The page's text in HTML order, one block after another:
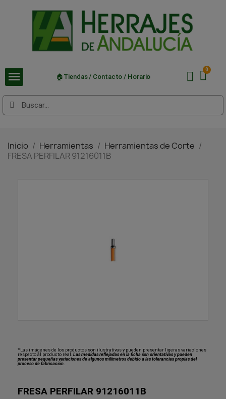
🏠Tiendas / Contacto / Horario
Inicio Herramientas
Herramientas de Corte
FRESA PERFILAR 91216011B
*Las imágenes de los productos son ilustrativas y pueden presentar ligeras variaciones
respecto al producto real. Las medidas reflejadas en la ficha son orientativas y pueden
presentar pequeñas variaciones de algunos milímetros debido a las tolerancias propias del
proceso de fabricación.
FRESA PERFILAR 91216011B